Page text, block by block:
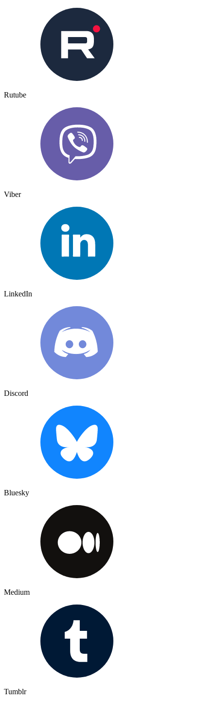
Rutube
Viber
LinkedIn
Discord
Bluesky
Medium
Tumblr